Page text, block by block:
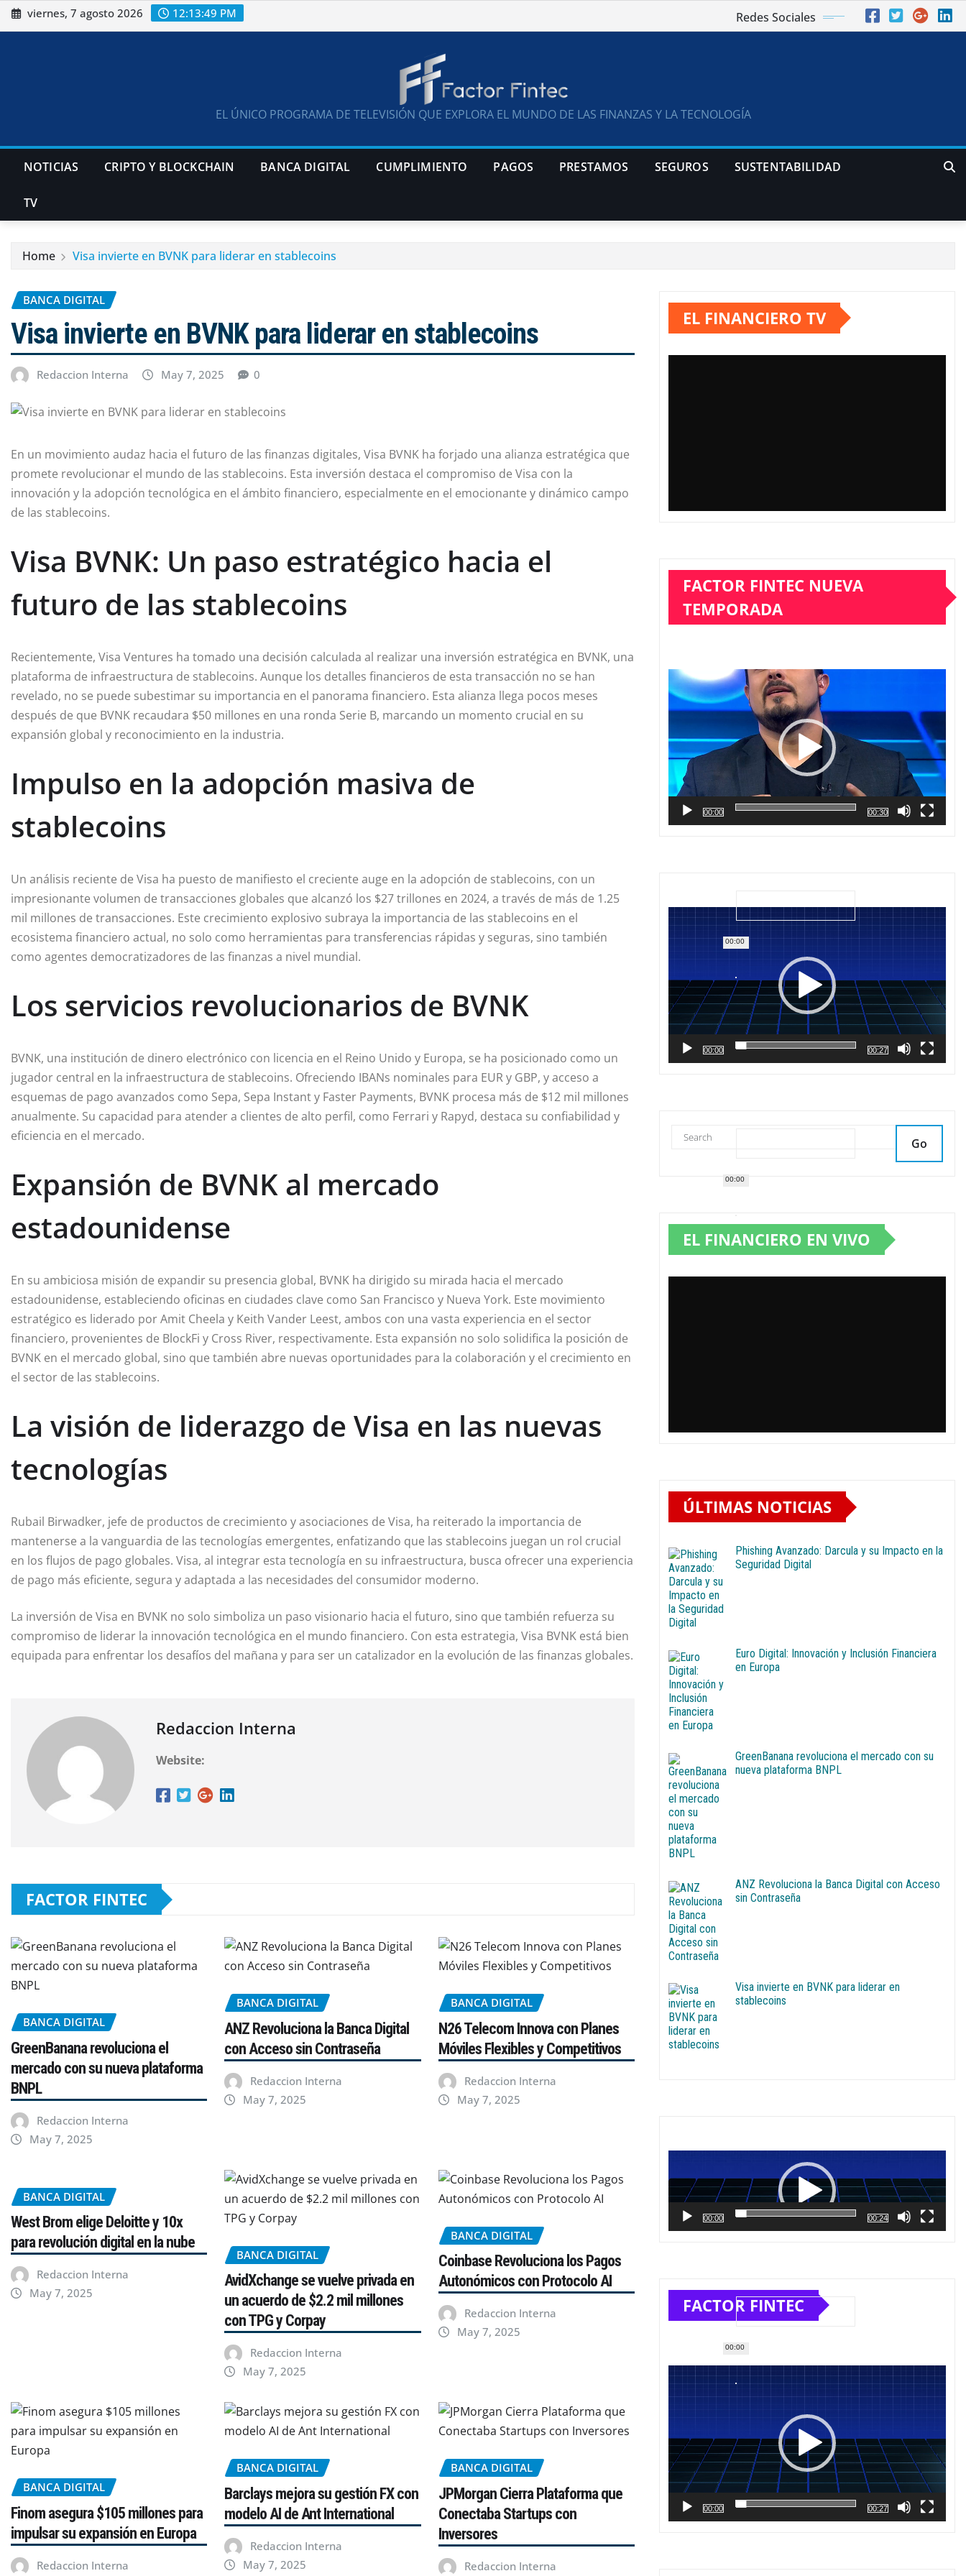
Skip
to
viernes, 7 agosto 2026 12:13:49 PM Redes Sociales
EL ÚNICO PROGRAMA DE TELEVISIÓN QUE EXPLORA EL MUNDO DE LAS FINANZAS Y LA TECNOLOGÍA
NOTICIAS CRIPTO Y BLOCKCHAIN BANCA DIGITAL CUMPLIMIENTO PAGOS PRESTAMOS SEGUROS SUSTENTABILIDAD
TV
Home Visa invierte en BVNK para liderar en stablecoins
BANCA DIGITAL
Visa invierte en BVNK para liderar en stablecoins
Redaccion Interna May 7, 2025 0
En un movimiento audaz hacia el futuro de las finanzas digitales, Visa BVNK ha forjado una alianza estratégica que
promete revolucionar el mundo de las stablecoins. Esta inversión destaca el compromiso de Visa con la
innovación y la adopción tecnológica en el ámbito financiero, especialmente en el emocionante y dinámico campo
de las stablecoins.
Visa BVNK: Un paso estratégico hacia el
futuro de las stablecoins
Recientemente, Visa Ventures ha tomado una decisión calculada al realizar una inversión estratégica en BVNK, una
plataforma de infraestructura de stablecoins. Aunque los detalles financieros de esta transacción no se han
revelado, no se puede subestimar su importancia en el panorama financiero. Esta alianza llega pocos meses
después de que BVNK recaudara $50 millones en una ronda Serie B, marcando un momento crucial en su
expansión global y reconocimiento en la industria.
Impulso en la adopción masiva de
stablecoins
Un análisis reciente de Visa ha puesto de manifiesto el creciente auge en la adopción de stablecoins, con un
impresionante volumen de transacciones globales que alcanzó los $27 trillones en 2024, a través de más de 1.25
mil millones de transacciones. Este crecimiento explosivo subraya la importancia de las stablecoins en el
ecosistema financiero actual, no solo como herramientas para transferencias rápidas y seguras, sino también
como agentes democratizadores de las finanzas a nivel mundial.
Los servicios revolucionarios de BVNK
BVNK, una institución de dinero electrónico con licencia en el Reino Unido y Europa, se ha posicionado como un
jugador central en la infraestructura de stablecoins. Ofreciendo IBANs nominales para EUR y GBP, y acceso a
esquemas de pago avanzados como Sepa, Sepa Instant y Faster Payments, BVNK procesa más de $12 mil millones
anualmente. Su capacidad para atender a clientes de alto perfil, como Ferrari y Rapyd, destaca su confiabilidad y
eficiencia en el mercado.
Expansión de BVNK al mercado
estadounidense
En su ambiciosa misión de expandir su presencia global, BVNK ha dirigido su mirada hacia el mercado
estadounidense, estableciendo oficinas en ciudades clave como San Francisco y Nueva York. Este movimiento
estratégico es liderado por Amit Cheela y Keith Vander Leest, ambos con una vasta experiencia en el sector
financiero, provenientes de BlockFi y Cross River, respectivamente. Esta expansión no solo solidifica la posición de
BVNK en el mercado global, sino que también abre nuevas oportunidades para la colaboración y el crecimiento en
el sector de las stablecoins.
La visión de liderazgo de Visa en las nuevas
tecnologías
Rubail Birwadker, jefe de productos de crecimiento y asociaciones de Visa, ha reiterado la importancia de
mantenerse a la vanguardia de las tecnologías emergentes, enfatizando que las stablecoins juegan un rol crucial
en los flujos de pago globales. Visa, al integrar esta tecnología en su infraestructura, busca ofrecer una experiencia
de pago más eficiente, segura y adaptada a las necesidades del consumidor moderno.
La inversión de Visa en BVNK no solo simboliza un paso visionario hacia el futuro, sino que también refuerza su
compromiso de liderar la innovación tecnológica en el mundo financiero. Con esta estrategia, Visa BVNK está bien
equipada para enfrentar los desafíos del mañana y para ser un catalizador en la evolución de las finanzas globales.
Redaccion Interna
Website:
FACTOR FINTEC
BANCA DIGITAL
GreenBanana revoluciona el
mercado con su nueva plataforma
BNPL
Redaccion Interna
May 7, 2025
BANCA DIGITAL
ANZ Revoluciona la Banca Digital
con Acceso sin Contraseña
Redaccion Interna
May 7, 2025
BANCA DIGITAL
N26 Telecom Innova con Planes
Móviles Flexibles y Competitivos
Redaccion Interna
May 7, 2025
BANCA DIGITAL
West Brom elige Deloitte y 10x
para revolución digital en la nube
Redaccion Interna
May 7, 2025
BANCA DIGITAL
AvidXchange se vuelve privada en
un acuerdo de $2.2 mil millones
con TPG y Corpay
Redaccion Interna
May 7, 2025
BANCA DIGITAL
Coinbase Revoluciona los Pagos
Autonómicos con Protocolo AI
Redaccion Interna
May 7, 2025
BANCA DIGITAL
Finom asegura $105 millones para
impulsar su expansión en Europa
Redaccion Interna
BANCA DIGITAL
Barclays mejora su gestión FX con
modelo AI de Ant International
Redaccion Interna
May 7, 2025
BANCA DIGITAL
JPMorgan Cierra Plataforma que
Conectaba Startups con
Inversores
Redaccion Interna
EL FINANCIERO TV
FACTOR FINTEC NUEVA
TEMPORADA
de
vídeo
00:00
00:00
00:30
de
00:00
00:00
00:27
Go
EL FINANCIERO EN VIVO
ÚLTIMAS NOTICIAS
Phishing Avanzado: Darcula y su Impacto en la
Seguridad Digital
Euro Digital: Innovación y Inclusión Financiera
en Europa
GreenBanana revoluciona el mercado con su
nueva plataforma BNPL
ANZ Revoluciona la Banca Digital con Acceso
sin Contraseña
Visa invierte en BVNK para liderar en
stablecoins
vídeo
00:00
00:00
00:24
FACTOR FINTEC
Reproductor
de
00:00 00:27